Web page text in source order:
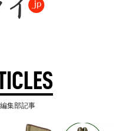
集部記事